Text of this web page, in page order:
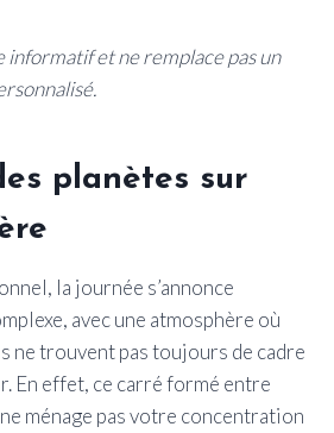
et ne remplace pas un
planètes sur
la journée s’annonce
avec une atmosphère où
ne trouvent pas toujours de cadre
En effet, ce carré formé entre
ménage pas votre concentration